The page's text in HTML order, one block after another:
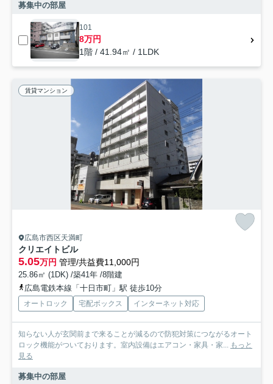
募集中の部屋
101
8万円
1階 / 41.94㎡ / 1LDK
賃貸マンション
広島市西区天満町
クリエイトビル
5.05万円 管理/共益費11,000円
25.86㎡ (1DK) /築41年 /8階建
広島電鉄本線「十日市町」駅 徒歩10分
オートロック 宅配ボックス インターネット対応
知らない人が玄関前まで来ることが減るので防犯対策につながるオート
ロック機能がついております。室内設備はエアコン・家具・家... もっと
見る
募集中の部屋